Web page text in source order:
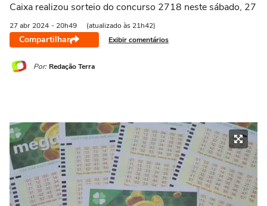
Caixa realizou sorteio do concurso 2718 neste sábado, 27
27 abr 2024 - 20h49 (atualizado às 21h42)
Compartilhar Exibir comentários
Por: Redação Terra